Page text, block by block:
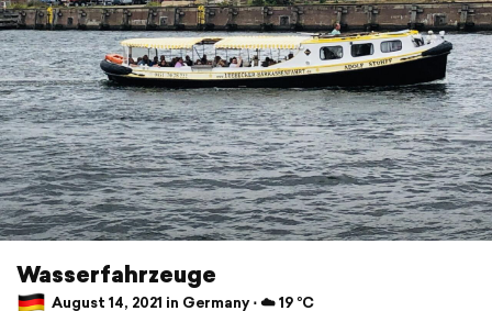
Wasserfahrzeuge
August 14, 2021 in Germany ⋅ ☁️ 19 °C